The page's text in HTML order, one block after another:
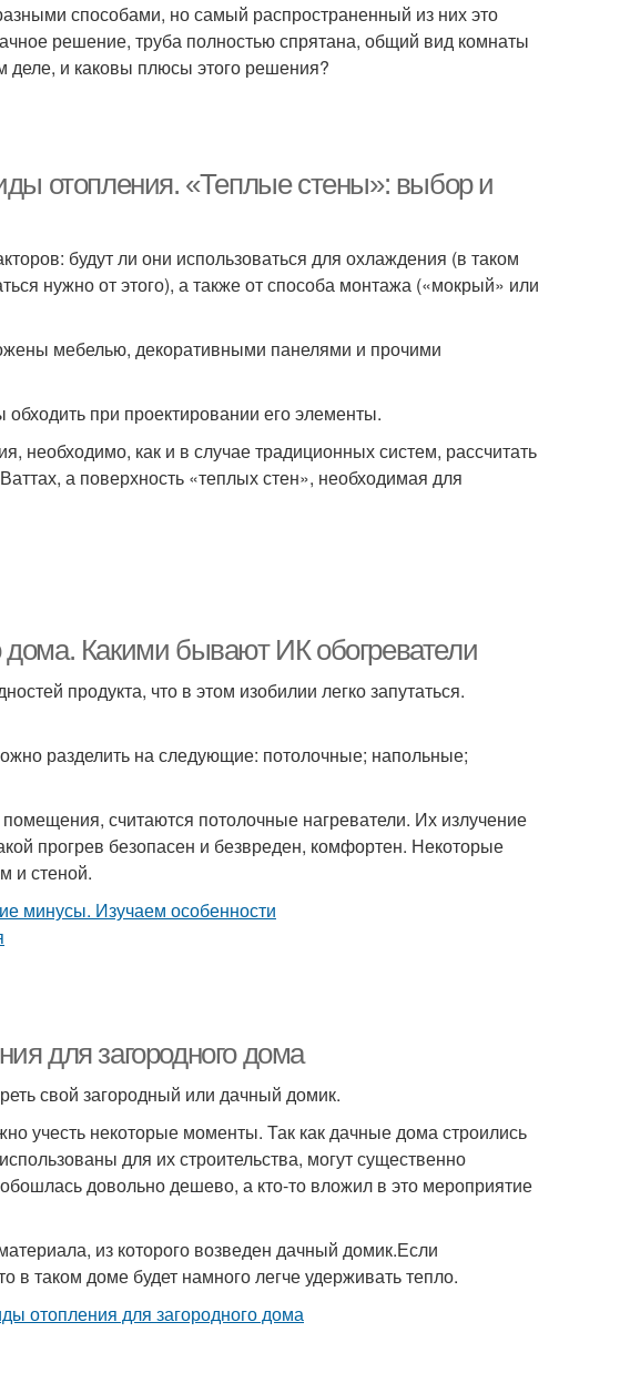
способами, но самый распространенный из них это
решение, труба полностью спрятана, общий вид комнаты
деле, и каковы плюсы этого решения?
отопления. «Теплые стены»: выбор и
будут ли они использоваться для охлаждения (в таком
нужно от этого), а также от способа монтажа («мокрый» или
мебелью, декоративными панелями и прочими
при проектировании его элементы.
необходимо, как и в случае традиционных систем, рассчитать
а поверхность «теплых стен», необходимая для
дома. Какими бывают ИК обогреватели
продукта, что в этом изобилии легко запутаться.
разделить на следующие: потолочные; напольные;
считаются потолочные нагреватели. Их излучение
прогрев безопасен и безвреден, комфортен. Некоторые
и стеной.
для загородного дома
свой загородный или дачный домик.
учесть некоторые моменты. Так как дачные дома строились
для их строительства, могут существенно
довольно дешево, а кто-то вложил в это мероприятие
из которого возведен дачный домик.Если
в таком доме будет намного легче удерживать тепло.